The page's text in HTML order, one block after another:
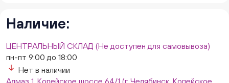
Наличие:
ЦЕНТРАЛЬНЫЙ СКЛАД (Не доступен для самовывоза)
пн-пт 9:00 до 18:00
Нет в наличии
Алмаз 1. Копейское шоссе 64/1 (г. Челябинск, Копейское